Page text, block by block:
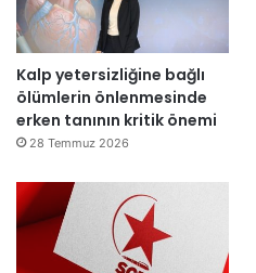
Kalp yetersizliğine bağlı
ölümlerin önlenmesinde
erken tanının kritik önemi
28 Temmuz 2026